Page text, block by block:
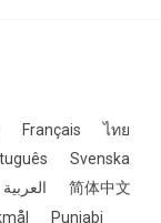
Français
ไทย
Svenska
العربية
简体中文
Punjabi